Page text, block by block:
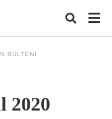
BÜLTENI
2020